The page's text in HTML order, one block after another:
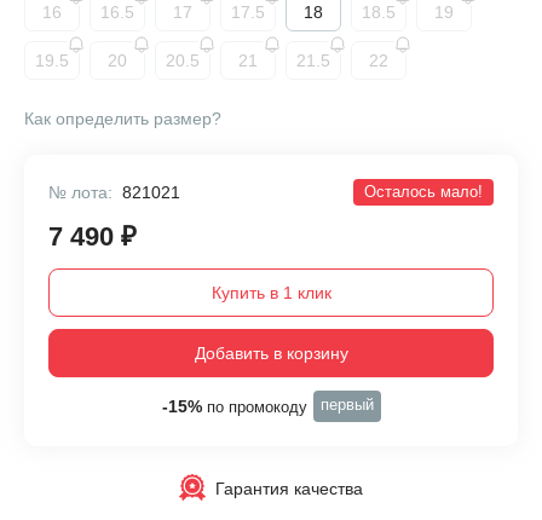
16 16.5 17 17.5 18 18.5 19
19.5 20 20.5 21 21.5 22
Как определить размер?
№ лота: 821021 Осталось мало!
7 490 ₽
Купить в 1 клик
Добавить в корзину
-15%по промокоду первый
Гарантия качества